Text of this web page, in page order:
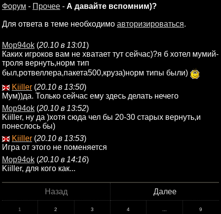
Форум - Прочее - А давайте вспомним)?
Для ответа в теме необходимо авторизироваться.
Mop94ok (20.10 в 13:01)
Каких игроков вам не хватает тут сейчас)?я б хотел мумий-
троля вернуть,норм тип
был,ротвеллера,пакета500,круза)норм типы были)
Kiiller (20.10 в 13:50)
Мум))да. Только сейчас ему здесь делать нечего
Mop94ok (20.10 в 13:52)
Kiiller, ну да )хотя сюда чел бы 20-30 старых вернуть,и
понеслось бы)
Kiiller (20.10 в 13:53)
Игра от этого не поменяется
Mop94ok (20.10 в 14:16)
Kiiller, для кого как...
Назад Далее
1 2 3 4 9